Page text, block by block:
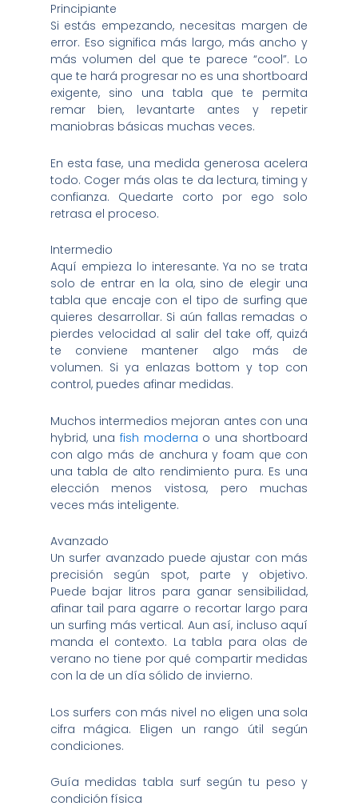
Principiante
Si estás empezando, necesitas margen de
error. Eso significa más largo, más ancho y
más volumen del que te parece “cool”. Lo
que te hará progresar no es una shortboard
exigente, sino una tabla que te permita
remar bien, levantarte antes y repetir
maniobras básicas muchas veces.
En esta fase, una medida generosa acelera
todo. Coger más olas te da lectura, timing y
confianza. Quedarte corto por ego solo
retrasa el proceso.
Intermedio
Aquí empieza lo interesante. Ya no se trata
solo de entrar en la ola, sino de elegir una
tabla que encaje con el tipo de surfing que
quieres desarrollar. Si aún fallas remadas o
pierdes velocidad al salir del take off, quizá
te conviene mantener algo más de
volumen. Si ya enlazas bottom y top con
control, puedes afinar medidas.
Muchos intermedios mejoran antes con una
hybrid, una fish moderna o una shortboard
con algo más de anchura y foam que con
una tabla de alto rendimiento pura. Es una
elección menos vistosa, pero muchas
veces más inteligente.
Avanzado
Un surfer avanzado puede ajustar con más
precisión según spot, parte y objetivo.
Puede bajar litros para ganar sensibilidad,
afinar tail para agarre o recortar largo para
un surfing más vertical. Aun así, incluso aquí
manda el contexto. La tabla para olas de
verano no tiene por qué compartir medidas
con la de un día sólido de invierno.
Los surfers con más nivel no eligen una sola
cifra mágica. Eligen un rango útil según
condiciones.
Guía medidas tabla surf según tu peso y
condición física